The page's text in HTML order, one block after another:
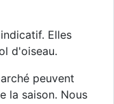
Elles
d'oiseau.
peuvent
la saison. Nous